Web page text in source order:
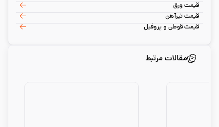
قیمت ورق
قیمت تیرآهن
قیمت قوطی و پروفیل
مقالات مرتبط